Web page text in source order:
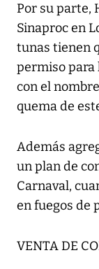
Por su parte,
Sinaproc en
tunas tienen
permiso para
con el
quema de
Además
un plan de
Carnaval,
en fuegos de
VENTA DE